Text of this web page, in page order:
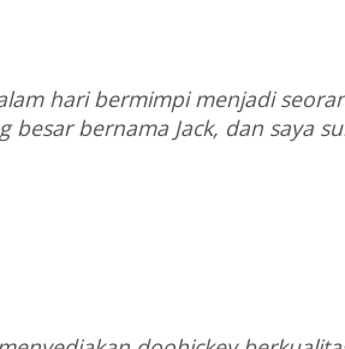
hari bermimpi menjadi
besar bernama Jack, dan saya